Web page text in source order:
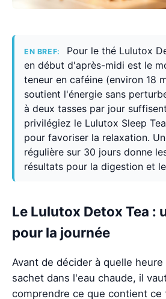
EN BREF:
Pour le thé Lulutox
en début d'après-midi est le
teneur en caféine (environ 18
soutient l'énergie sans
à deux tasses par jour
privilégiez le Lulutox Sleep
pour favoriser la relaxation.
régulière sur 30 jours donne
résultats pour la digestion et
Le Lulutox Detox Tea :
pour la journée
Avant de décider à quelle
sachet dans l'eau chaude, il
comprendre ce que contient ce